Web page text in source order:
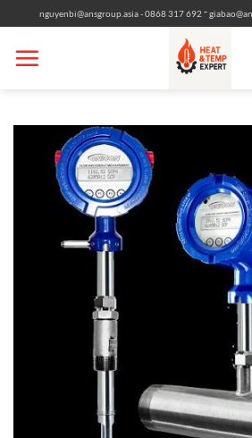
qua
nội
nguyenbi@ansgroup.asia- 0868 317 692 -